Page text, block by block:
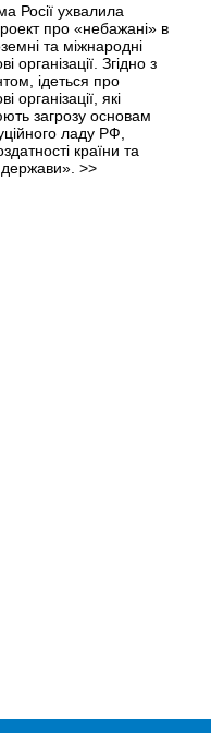
Росії ухвалила
про «небажані» в
та міжнародні
організації. Згідно з
ідеться про
організації, які
загрозу основам
ладу РФ,
країни та
>>